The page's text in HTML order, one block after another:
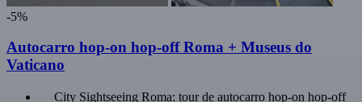
-5%
Autocarro hop-on hop-off Roma + Museus do
Vaticano
City Sightseeing Roma: tour de autocarro hop-on hop-off